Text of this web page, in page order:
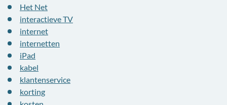
Het Net
interactieve TV
internet
internetten
iPad
kabel
klantenservice
korting